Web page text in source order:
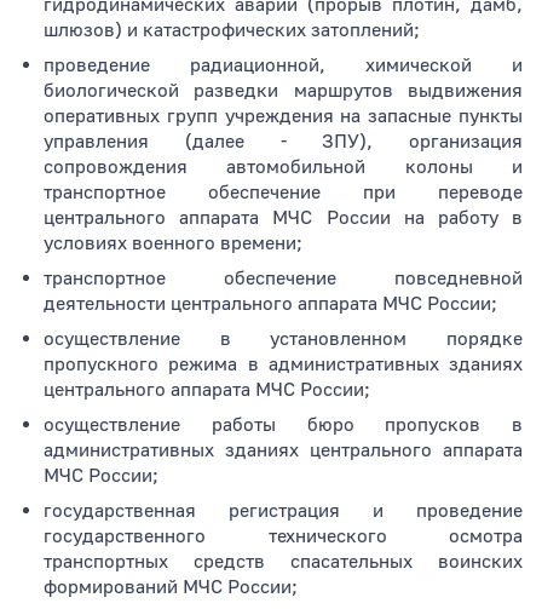
гидродинамических аварий (прорыв плотин, дамб,
шлюзов) и катастрофических затоплений;
проведение радиационной, химической и
биологической разведки маршрутов выдвижения
оперативных групп учреждения на запасные пункты
управления (далее - ЗПУ), организация
сопровождения автомобильной колоны и
транспортное обеспечение при переводе
центрального аппарата МЧС России на работу в
условиях военного времени;
транспортное обеспечение повседневной
деятельности центрального аппарата МЧС России;
осуществление в установленном порядке
пропускного режима в административных зданиях
центрального аппарата МЧС России;
осуществление работы бюро пропусков в
административных зданиях центрального аппарата
МЧС России;
государственная регистрация и проведение
государственного технического осмотра
транспортных средств спасательных воинских
формирований МЧС России;